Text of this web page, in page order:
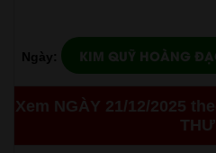
Ngày: KIM QUỸ HOÀNG
Xem NGÀY 21/12/2025